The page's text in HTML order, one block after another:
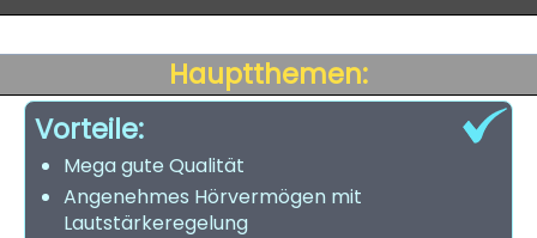
Hauptthemen:
Vorteile:
Mega gute Qualität
Angenehmes Hörvermögen mit
Lautstärkeregelung